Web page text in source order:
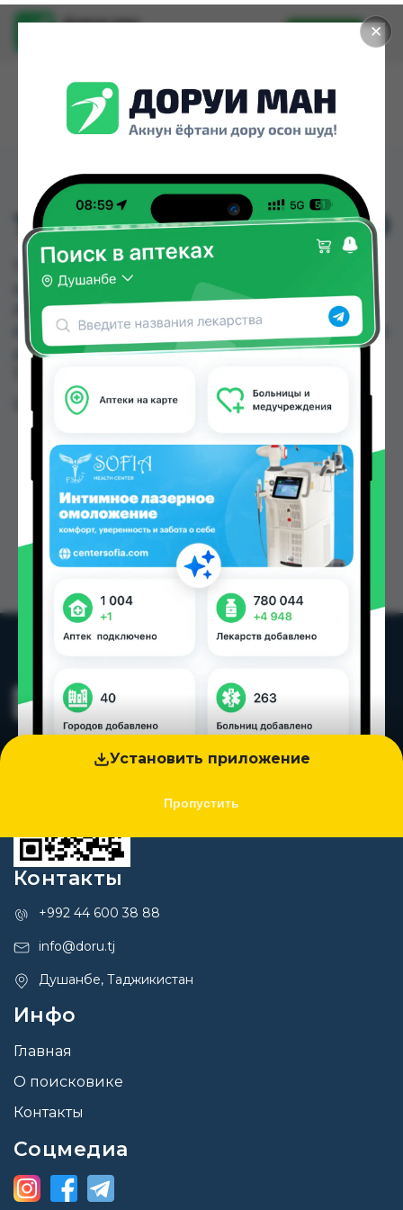
✕
Установить приложение
Пропустить
Доруи ман
Установить
ТЕРЖИНАН ВАГ.ТБ №10
ТЕРЖИНАН ВАГ.ТБ №10 можно купить или
заказать в аптеках, Абубакри Карим, Авиценна,
АЗИЗ ВАКО , Алишер-К, Аптека + 24/7, Аптека
Алфавит, Аптека оптовый 24 по цене от 77.00 TJS
до 123.20 TJS в Душанбе и других городах
Цена: от77.00 TJS
Контакты
+992 44 600 38 88
info@doru.tj
Душанбе, Таджикистан
Инфо
Главная
О поисковике
Контакты
Соцмедиа